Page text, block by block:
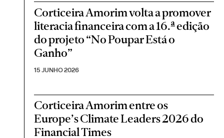
Corticeira Amorim volta a promover
literacia financeira com a 16.ª edição
do projeto “No Poupar Está o
Ganho”
15 JUNHO 2026
Corticeira Amorim entre os
Europe’s Climate Leaders 2026 do
Financial Times